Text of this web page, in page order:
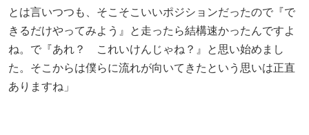
とは言いつつも、そこそこいいポジションだったので『で
きるだけやってみよう』と走ったら結構速かったんですよ
ね。で『あれ？ これいけんじゃね？』と思い始めまし
た。そこからは僕らに流れが向いてきたという思いは正直
ありますね」